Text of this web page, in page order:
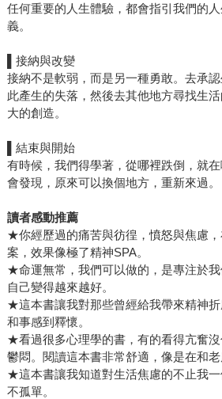
任何重要的人生體驗，都會指引我們的
義。
接納與改變
接納不是軟弱，而是另一種勇敢。去承
此產生的失落，然後去其他地方尋找生
大的創造。
結束與開始
有時候，我們得學著，從哪裡跌倒，就
會發現，原來可以換個地方，重新來過。
讀者感動推薦
★你經歷過的痛苦與彷徨，憤怒與焦慮
案，效果像極了精神SPA。
★命運無常，我們可以做的，是專注於
自己變得越來越好。
★這本書讓我對那些曾經給我帶來精神
和事感到釋懷。
★看過很多心理學的書，有的看得亢奮
鬱悶。閱讀這本書非常舒適，像是在和老
★這本書讓我知道對生活焦慮的不止我
不孤單。